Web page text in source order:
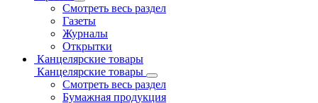
Смотреть весь раздел
Газеты
Журналы
Открытки
Канцелярские товары
Канцелярские товары
Смотреть весь раздел
Бумажная продукция